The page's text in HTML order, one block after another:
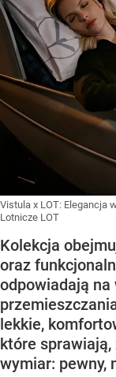
Vistula x LOT: Elegancja
Lotnicze LOT
Kolekcja
oraz
odpowiadają
lekkie,
które
wymiar: pewny,